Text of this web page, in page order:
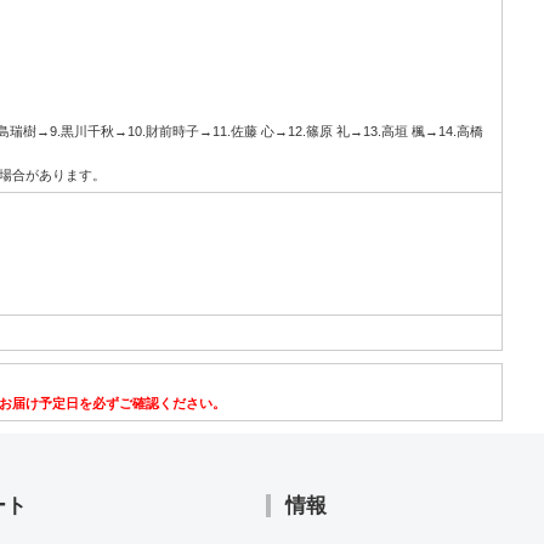
樹→9.黒川千秋→10.財前時子→11.佐藤 心→12.篠原 礼→13.高垣 楓→14.高橋
合があります。
け予定日を必ずご確認ください。
情報